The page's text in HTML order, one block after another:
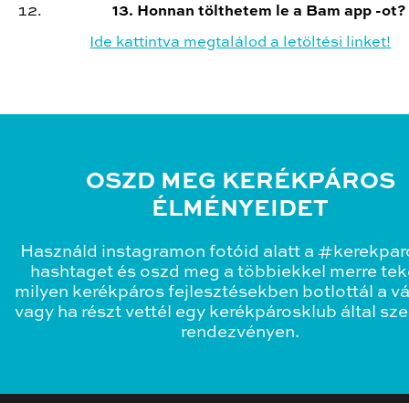
13. Honnan tölthetem le a Bam app -ot?
Ide kattintva megtalálod a letöltési linket!
OSZD MEG KERÉKPÁROS
ÉLMÉNYEIDET
Használd instagramon fotóid alatt a
hashtaget és oszd meg a többiekkel merre
milyen kerékpáros fejlesztésekben botlottál a
vagy ha részt vettél egy kerékpárosklub által
rendezvényen.